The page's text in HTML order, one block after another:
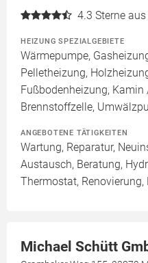
4.3 Sterne
HEIZUNG SPEZIALGEBIETE
Wärmepumpe,
Pelletheizung,
Fußbodenheizung, Kamin
Brennstoffzelle,
ANGEBOTENE TÄTIGKEITEN
Wartung, Reparatur,
Austausch, Beratung,
Thermostat,
Michael Schütt